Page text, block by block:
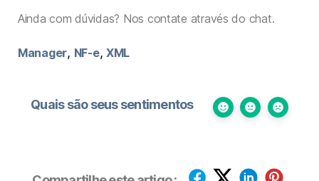
Ainda com dúvidas? Nos contate através do chat.
Manager, NF-e, XML
Quais são seus sentimentos